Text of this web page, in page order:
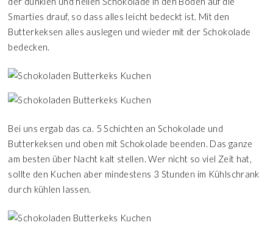
Smarties drauf, so dass alles leicht bedeckt ist. Mit den
Butterkeksen alles auslegen und wieder mit der Schokolade
bedecken.
Bei uns ergab das ca. 5 Schichten an Schokolade und
Butterkeksen und oben mit Schokolade beenden. Das ganze
am besten über Nacht kalt stellen. Wer nicht so viel Zeit hat,
sollte den Kuchen aber mindestens 3 Stunden im Kühlschrank
durch kühlen lassen.